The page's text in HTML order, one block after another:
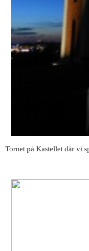
Tornet på Kastellet där vi